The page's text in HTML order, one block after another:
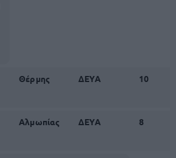
Θέρμης ΔΕΥΑ 10
Αλμωπίας ΔΕΥΑ 8